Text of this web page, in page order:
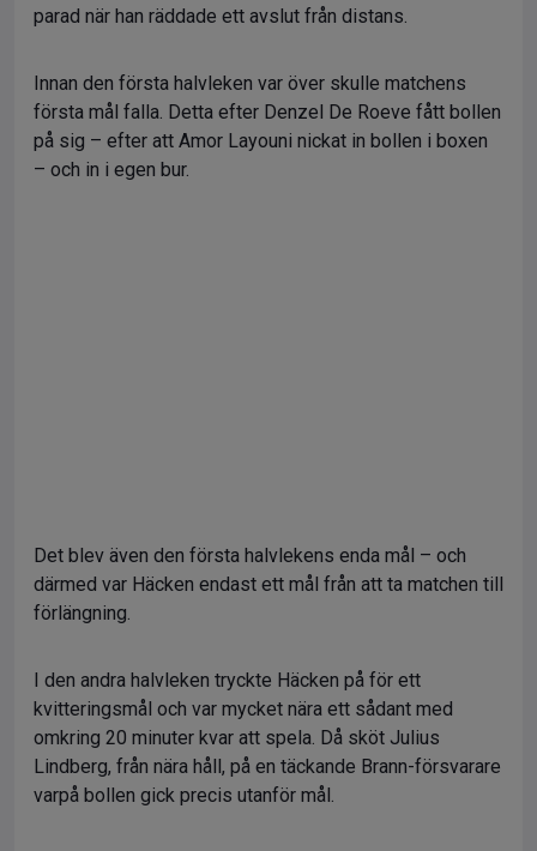
parad när han räddade ett avslut från distans.
Innan den första halvleken var över skulle matchens
första mål falla. Detta efter Denzel De Roeve fått bollen
på sig – efter att Amor Layouni nickat in bollen i boxen
– och in i egen bur.
Det blev även den första halvlekens enda mål – och
därmed var Häcken endast ett mål från att ta matchen till
förlängning.
I den andra halvleken tryckte Häcken på för ett
kvitteringsmål och var mycket nära ett sådant med
omkring 20 minuter kvar att spela. Då sköt Julius
Lindberg, från nära håll, på en täckande Brann-försvarare
varpå bollen gick precis utanför mål.